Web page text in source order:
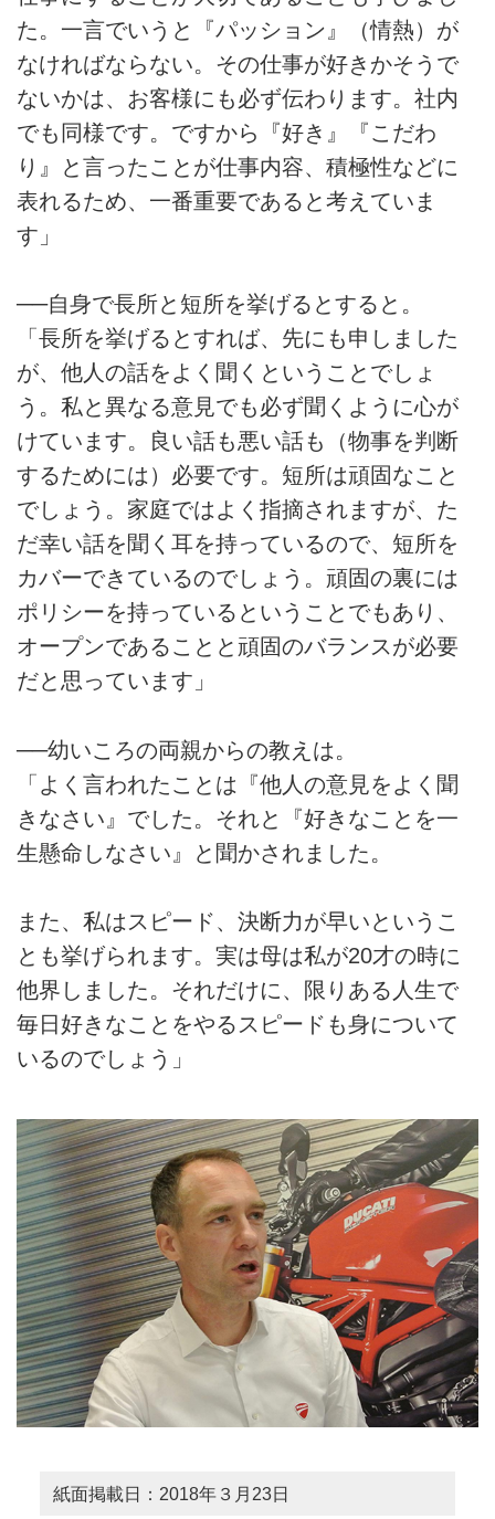
た。一言でいうと『パッション』（情熱）が
なければならない。その仕事が好きかそうで
ないかは、お客様にも必ず伝わります。社内
でも同様です。ですから『好き』『こだわ
り』と言ったことが仕事内容、積極性などに
表れるため、一番重要であると考えていま
す」
──自身で長所と短所を挙げるとすると。
「長所を挙げるとすれば、先にも申しました
が、他人の話をよく聞くということでしょ
う。私と異なる意見でも必ず聞くように心が
けています。良い話も悪い話も（物事を判断
するためには）必要です。短所は頑固なこと
でしょう。家庭ではよく指摘されますが、た
だ幸い話を聞く耳を持っているので、短所を
カバーできているのでしょう。頑固の裏には
ポリシーを持っているということでもあり、
オープンであることと頑固のバランスが必要
だと思っています」
──幼いころの両親からの教えは。
「よく言われたことは『他人の意見をよく聞
きなさい』でした。それと『好きなことを一
生懸命しなさい』と聞かされました。
また、私はスピード、決断力が早いというこ
とも挙げられます。実は母は私が20才の時に
他界しました。それだけに、限りある人生で
毎日好きなことをやるスピードも身について
いるのでしょう」
紙面掲載日：2018年３月23日